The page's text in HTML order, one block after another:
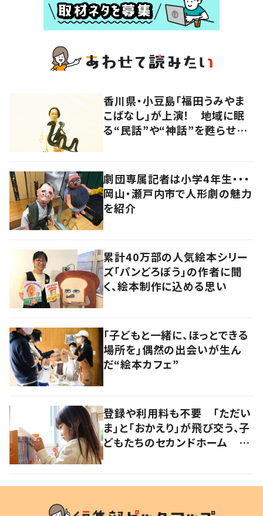
香川県・小豆島「福田うみやま
こばなし」が上演！ 地域に眠
る“民話”や“神話”を甦らせつ
劇団専属記者は小学4年生・・・
岡山・瀬戸内市で人形劇の魅力
を紹介
累計40万部の人気絵本シリー
ズ「パンどろぼう」の作者に聞
く、絵本制作に込める思い
「子どもと一緒に、ほっとできる
場所を」偶然の出会いが生ん
だ“絵本カフェ”
登録や利用料も不要 「ただい
ま」と「おかえり」が飛び交う、子
どもたちのセカンドホーム 岡